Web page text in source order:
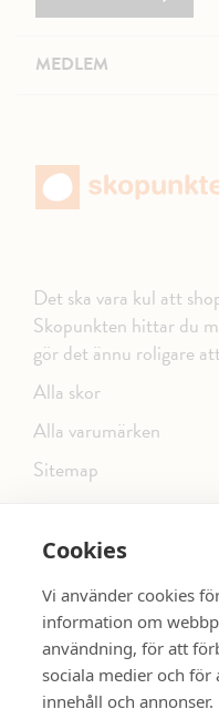
Cookies
Vi använder cookies
information om
användning, för att
sociala medier och för
innehåll och annonser.
MEDLEM
Det ska vara kul att
Skopunkten hittar du
gör det ännu roligare
Alla skor
Alla varumärken
Sitemap
FÖLJ OSS PÅ SOCIALA
SE MER SKOR: dinsko.se